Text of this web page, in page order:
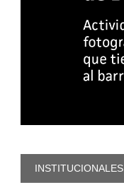
INSTITUCIONALES